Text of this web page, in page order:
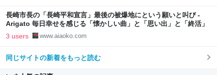
長崎市長の「長崎平和宣言」最後の被爆地にという願いと叫び -
Arigato 毎日幸せを感じる「懐かしい曲」と「思い出」と「終活」
3 users www.aiaoko.com
同じサイトの新着をもっと読む